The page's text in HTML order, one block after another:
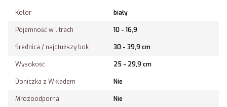
Kolor biały
Pojemność w litrach 10 - 16,9
Średnica / najdłuższy bok 30 - 39,9 cm
Wysokość 25 - 29,9 cm
Doniczka z Wkładem Nie
Mrozoodporna Nie